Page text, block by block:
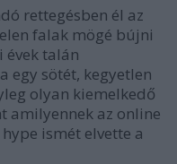
rettegésben él az
falak mögé bújni
évek talán
egy sötét, kegyetlen
olyan kiemelkedő
amilyennek az online
ismét elvette a